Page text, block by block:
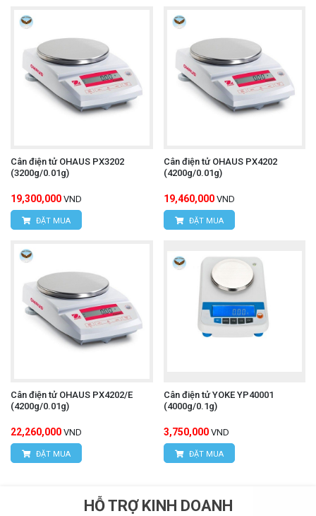
Cân điện tử OHAUS PX3202
(3200g/0.01g)
19,300,000 VND
ĐẶT MUA
Cân điện tử OHAUS PX4202
(4200g/0.01g)
19,460,000 VND
ĐẶT MUA
Cân điện tử OHAUS PX4202/E
(4200g/0.01g)
22,260,000 VND
ĐẶT MUA
Cân điện tử YOKE YP40001
(4000g/0.1g)
3,750,000 VND
ĐẶT MUA
HỖ TRỢ KINH DOANH